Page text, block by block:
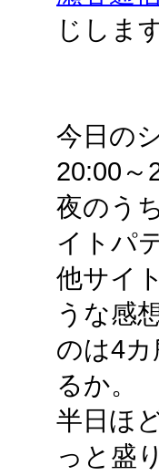
じしま
今日の
20:00～
夜のう
イトパ
他サイ
うな感
のは4
るか。
半日ほ
っと盛